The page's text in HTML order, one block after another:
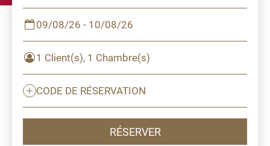
09/08/26 - 10/08/26
1 Client(s), 1 Chambre(s)
CODE DE RÉSERVATION
RÉSERVER